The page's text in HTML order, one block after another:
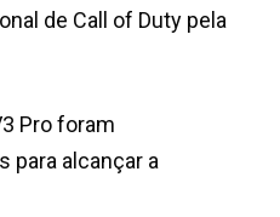
de Call of Duty pela
Pro foram
para alcançar a